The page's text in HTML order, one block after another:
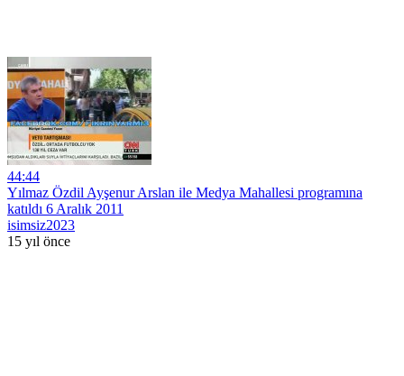
44:44
Yılmaz Özdil Ayşenur Arslan ile Medya Mahallesi programına
katıldı 6 Aralık 2011
isimsiz2023
15 yıl önce